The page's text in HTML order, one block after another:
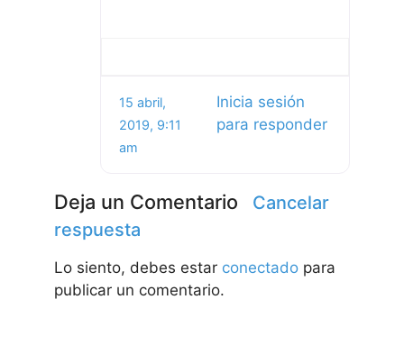
15 abril,
2019, 9:11
am
Inicia sesión
para responder
Deja un Comentario
Cancelar
respuesta
Lo siento, debes estar conectado para
publicar un comentario.